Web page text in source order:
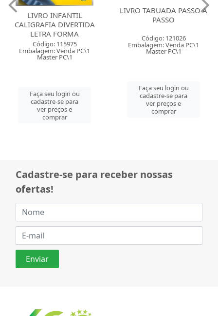
PASSO
Código: 121026
Embalagem: Venda PC\1
Master PC\1
cadastre-se para
ver preços e
comprar
LIVRO INFANTIL
COLORINDO HISTORIAS
Código: 127994
Embalagem: Venda PT\1
Master PT\1
Faça seu login ou
cadastre-se para
ver preços e
comprar
Cadastre-se para receber nossas
ofertas!